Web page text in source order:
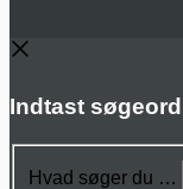
Indtast
Hvad søger du …